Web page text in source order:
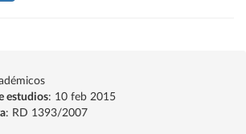
estudios: 10 feb 2015
: RD 1393/2007